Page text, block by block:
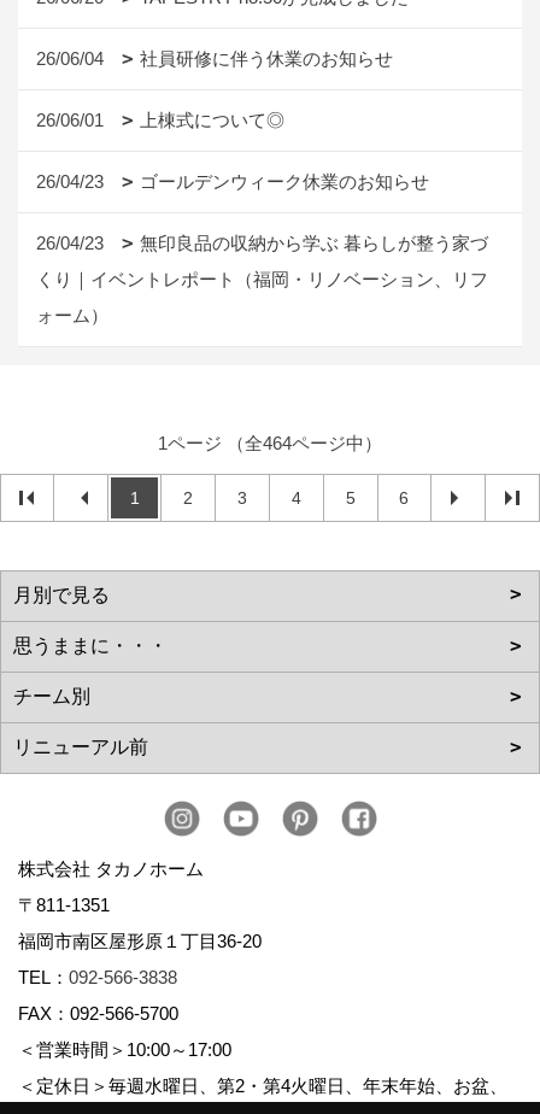
26/06/04 社員研修に伴う休業のお知らせ
26/06/01 上棟式について◎
26/04/23 ゴールデンウィーク休業のお知らせ
26/04/23
無印良品の収納から学ぶ 暮らしが整う家づ
くり｜イベントレポート（福岡・リノベーション、リフ
ォーム）
1ページ （全464ページ中）
1 2 3 4 5 6
株式会社 タカノホーム
〒811-1351
福岡市南区屋形原１丁目36-20
TEL： 092-566-3838
FAX：092-566-5700
＜営業時間＞10:00～17:00
＜定休日＞毎週水曜日、第2・第4火曜日、年末年始、お盆、